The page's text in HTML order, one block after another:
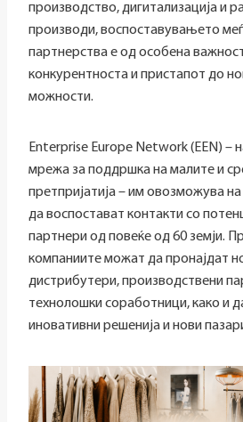
производство, дигитализација и
производи, воспоставувањето
партнерства е од особена
конкурентноста и пристапот до
можности.
Enterprise Europe Network (EEN) –
мрежа за поддршка на малите и
претпријатија – им овозможува
да воспостават контакти со
партнери од повеќе од 60 земји.
компаниите можат да пронајдат
дистрибутери, производствени
технолошки соработници, како и
иновативни решенија и нови